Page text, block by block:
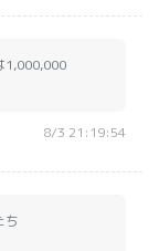
1,000,000
8/3 21:19:54
ち